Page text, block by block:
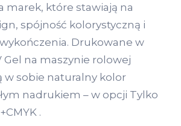
marek, które stawiają na
spójność kolorystyczną i
Drukowane w
na maszynie rolowej
w sobie naturalny kolor
nadrukiem – w opcji Tylko
.